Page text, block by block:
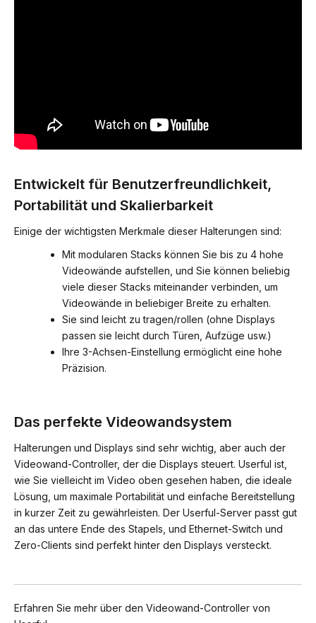
Entwickelt für Benutzerfreundlichkeit,
Portabilität und Skalierbarkeit
Einige der wichtigsten Merkmale dieser Halterungen sind:
Mit modularen Stacks können Sie bis zu 4 hohe
Videowände aufstellen, und Sie können beliebig
viele dieser Stacks miteinander verbinden, um
Videowände in beliebiger Breite zu erhalten.
Sie sind leicht zu tragen/rollen (ohne Displays
passen sie leicht durch Türen, Aufzüge usw.)
Ihre 3-Achsen-Einstellung ermöglicht eine hohe
Präzision.
Das perfekte Videowandsystem
Halterungen und Displays sind sehr wichtig, aber auch der
Videowand-Controller, der die Displays steuert. Userful ist,
wie Sie vielleicht im Video oben gesehen haben, die ideale
Lösung, um maximale Portabilität und einfache Bereitstellung
in kurzer Zeit zu gewährleisten. Der Userful-Server passt gut
an das untere Ende des Stapels, und Ethernet-Switch und
Zero-Clients sind perfekt hinter den Displays versteckt.
Erfahren Sie mehr über den Videowand-Controller von